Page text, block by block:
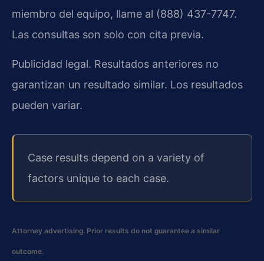
miembro del equipo, llame al (888) 437-7747.
Las consultas son solo con cita previa.
Publicidad legal. Resultados anteriores no
garantizan un resultado similar. Los resultados
pueden variar.
Case results depend on a variety of
factors unique to each case.
Attorney advertising. Prior results do not guarantee a similar
outcome.